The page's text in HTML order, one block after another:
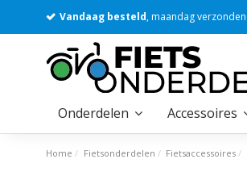
Vandaag besteld, maandag verzonden
Onderdelen Accessoires
Home Fietsonderdelen Fietsaccessoires